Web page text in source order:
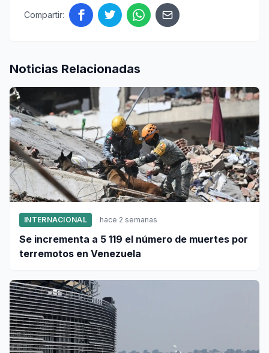
Compartir:
Noticias Relacionadas
INTERNACIONAL hace 2 semanas
Se incrementa a 5 119 el número de muertes por
terremotos en Venezuela